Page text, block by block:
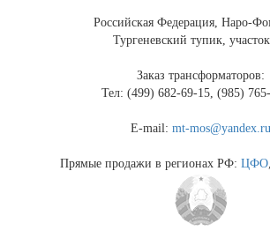
Российская Федерация, Наро-
Тургеневский тупик,
Заказ трансформаторов:
Тел: (499) 682-69-15, (985)
E-mail:mt-mos@yandex.ru
Прямые продажи в регионах РФ: ЦФО,